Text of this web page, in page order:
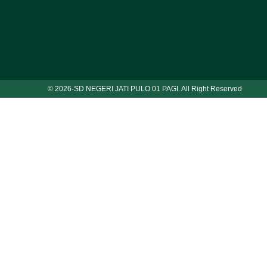
© 2026-SD NEGERI JATI PULO 01 PAGI. All Right Reserved